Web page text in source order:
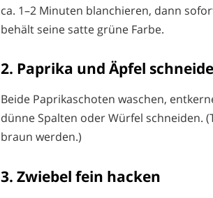
ca. 1–2 Minuten blanchieren, dann
behält seine satte grüne Farbe.
2. Paprika und Äpfel
Beide Paprikaschoten waschen,
dünne Spalten oder Würfel schneiden.
braun werden.)
3. Zwiebel fein hacken